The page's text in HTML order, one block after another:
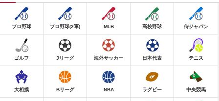
プロ野球 プロ野球(2軍) MLB 高校野球 侍ジャパン
ゴルフ Jリーグ 海外サッカー 日本代表 テニス
大相撲 Bリーグ NBA ラグビー 中央競馬